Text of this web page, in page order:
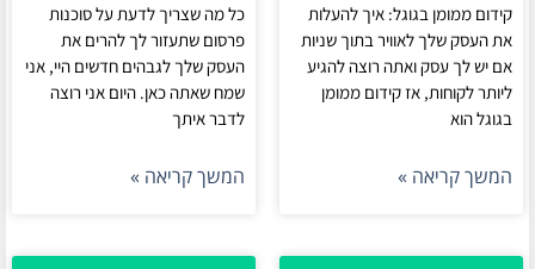
קידום ממומן בגוגל: איך להעלות
את העסק שלך לאוויר בתוך שניות
אם יש לך עסק ואתה רוצה להגיע
ליותר לקוחות, אז קידום ממומן
בגוגל הוא
המשך קריאה »
כל מה שצריך לדעת על סוכנות
פרסום שתעזור לך להרים את
העסק שלך לגבהים חדשים היי, אני
שמח שאתה כאן. היום אני רוצה
לדבר איתך
המשך קריאה »